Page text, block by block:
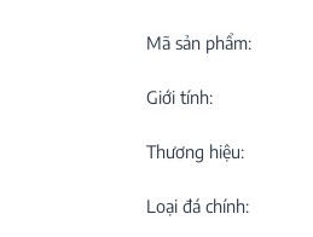
Mã sản phẩm:
Giới tính:
Thương hiệu:
Loại đá chính: